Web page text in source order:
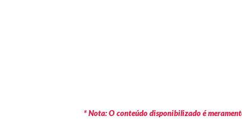
* Nota: O conteúdo disponibilizado é